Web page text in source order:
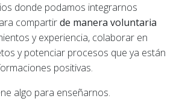
donde podamos integrarnos
compartirde manera voluntaria
y experiencia, colaborar en
y potenciar procesos que ya están
positivas.
algo para enseñarnos.